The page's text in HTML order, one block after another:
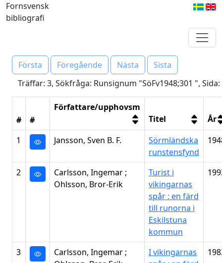
Fornsvensk
bibliografi
Första Föregående Nästa
Sista
Träffar: 3, Sökfråga: Runsignum "SöFv1948;301 ",
# #
Författare/upphovsm
Titel
År
1
Jansson, Sven B. F.
Sörmländska
runstensfynd
2
Carlsson, Ingemar ;
Ohlsson, Bror-Erik
Turist i
vikingarnas
spår : en färd
till runorna i
Eskilstuna
kommun
3
Carlsson, Ingemar ;
I vikingarnas